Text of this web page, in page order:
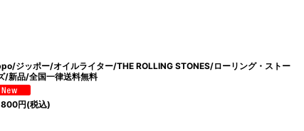
ジッポー/オイルライター/THE ROLLING STONES/ローリング・ストー
/新品/全国一律送料無料
円(税込)